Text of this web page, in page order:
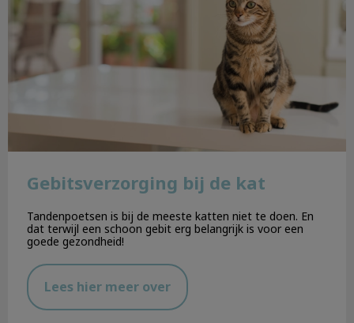
Gebitsverzorging bij de kat
Tandenpoetsen is bij de meeste katten niet te doen. En
dat terwijl een schoon gebit erg belangrijk is voor een
goede gezondheid!
Lees hier meer over